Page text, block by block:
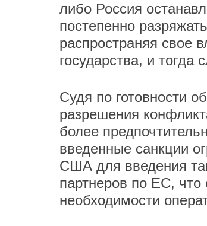
либо Россия
постепенно
распространяя свое
государства, и тогда
Судя по готовности
разрешения
более
введенные санкции
США для введения
партнеров по ЕС, что
необходимости